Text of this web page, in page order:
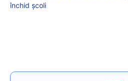
închid școli